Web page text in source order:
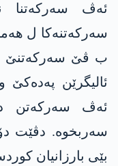
ئەڤ سەرکەتنا
سەرکەتنەکا ل
ب ڤێ سەرکەتنێ
ئالیگرێن پەدەکێ
ئەڤ سەرکەتن
سەربخوە. دڤێت
بێی بارزانیان